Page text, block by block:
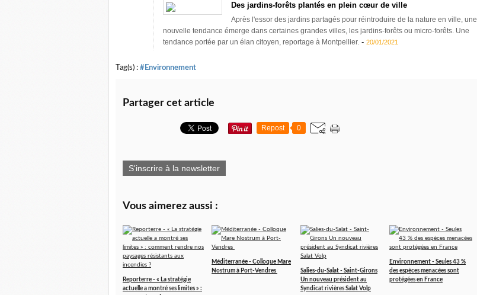
Des jardins-forêts plantés en plein cœur de ville
Après l'essor des jardins partagés pour réintroduire de la nature en ville, une
nouvelle tendance émerge dans certaines grandes villes, les jardins-forêts ou micro-forêts. Une
tendance portée par un élan citoyen, reportage à Montpellier. - 20/01/2021
Tag(s) : #Environnement
Partager cet article
Repost 0
S'inscrire à la newsletter
Vous aimerez aussi :
Reporterre - « La stratégie
actuelle a montré ses limites » :
Méditerranée - Colloque Mare
Nostrum à Port-Vendres
Salies-du-Salat - Saint-Girons
Un nouveau président au
Syndicat rivières Salat Volp
Environnement - Seules 43 %
des espèces menacées sont
protégées en France